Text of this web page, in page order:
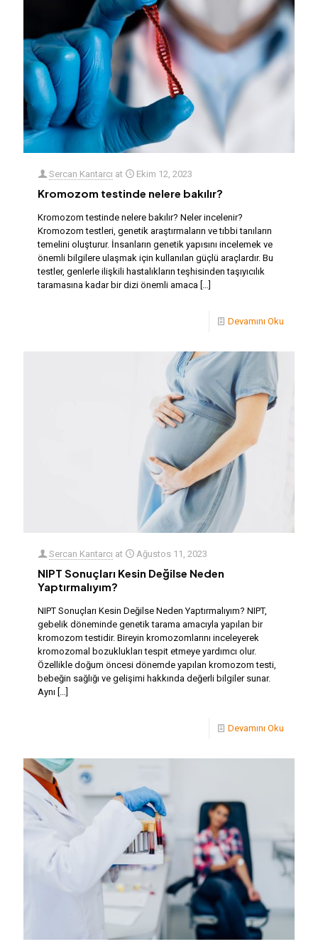
Sercan Kantarcı at Ekim 12, 2023
Kromozom testinde nelere bakılır?
Kromozom testinde nelere bakılır? Neler incelenir?
Kromozom testleri, genetik araştırmaların ve tıbbi tanıların
temelini oluşturur. İnsanların genetik yapısını incelemek ve
önemli bilgilere ulaşmak için kullanılan güçlü araçlardır. Bu
testler, genlerle ilişkili hastalıkların teşhisinden taşıyıcılık
taramasına kadar bir dizi önemli amaca […]
Devamını Oku
Sercan Kantarcı at Ağustos 11, 2023
NIPT Sonuçları Kesin Değilse Neden
Yaptırmalıyım?
NIPT Sonuçları Kesin Değilse Neden Yaptırmalıyım? NIPT,
gebelik döneminde genetik tarama amacıyla yapılan bir
kromozom testidir. Bireyin kromozomlarını inceleyerek
kromozomal bozuklukları tespit etmeye yardımcı olur.
Özellikle doğum öncesi dönemde yapılan kromozom testi,
bebeğin sağlığı ve gelişimi hakkında değerli bilgiler sunar.
Aynı
Devamını Oku